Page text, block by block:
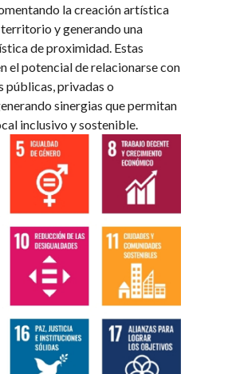
la creación artística
y generando una
de proximidad. Estas
el potencial de relacionarse con
públicas, privadas o
sinergias que permitan
inclusivo y sostenible.